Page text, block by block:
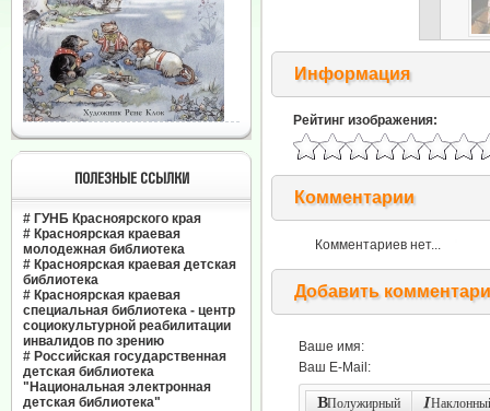
ПОЛЕЗНЫЕ ССЫЛКИ
# ГУНБ Красноярского края
# Красноярская краевая
молодежная библиотека
# Красноярская краевая детская
библиотека
# Красноярская краевая
специальная библиотека - центр
социокультурной реабилитации
инвалидов по зрению
# Российская государственная
детская библиотека
"Национальная электронная
детская библиотека"
Информация
Рейтинг изображения:
Комментарии
Комментариев нет...
Добавить
Ваше имя:
Ваш E-Mail:
Полужирный